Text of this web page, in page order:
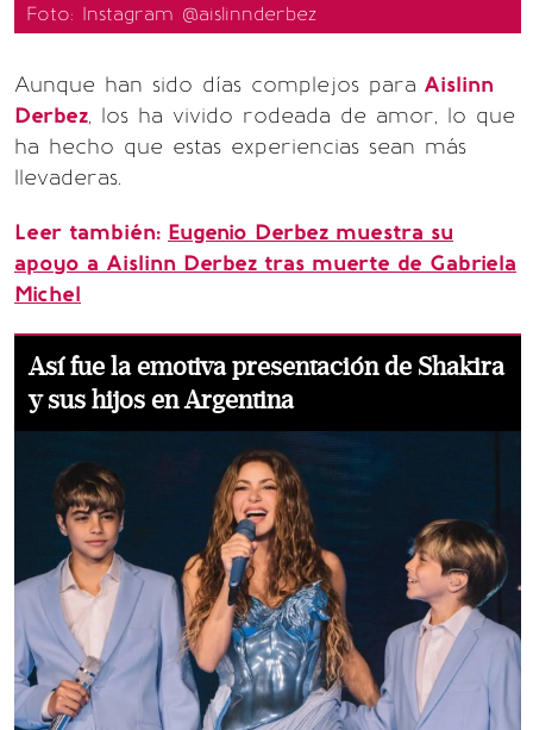
Foto: Instagram @aislinnderbez
Aunque han sido días complejos para Aislinn
Derbez, los ha vivido rodeada de amor, lo que
ha hecho que estas experiencias sean más
llevaderas.
Leer también: Eugenio Derbez muestra su
apoyo a Aislinn Derbez tras muerte de Gabriela
Michel
Así fue la emotiva presentación de Shakira
y sus hijos en Argentina